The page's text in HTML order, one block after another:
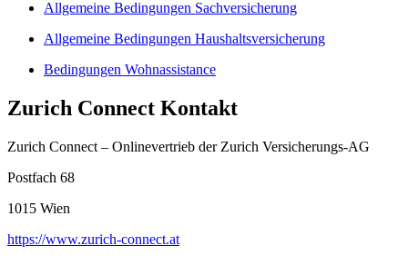
Allgemeine Bedingungen Sachversicherung
Allgemeine Bedingungen Haushaltsversicherung
Bedingungen Wohnassistance
Zurich Connect Kontakt
Zurich Connect – Onlinevertrieb der Zurich Versicherungs-AG
Postfach 68
1015 Wien
https://www.zurich-connect.at